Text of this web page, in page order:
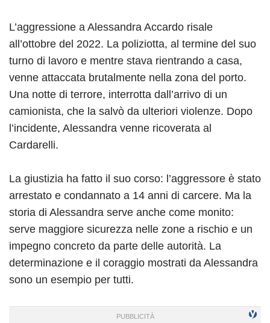
L’aggressione a Alessandra Accardo risale
all’ottobre del 2022. La poliziotta, al termine del suo
turno di lavoro e mentre stava rientrando a casa,
venne attaccata brutalmente nella zona del porto.
Una notte di terrore, interrotta dall’arrivo di un
camionista, che la salvò da ulteriori violenze. Dopo
l’incidente, Alessandra venne ricoverata al
Cardarelli.
La giustizia ha fatto il suo corso: l’aggressore è stato
arrestato e condannato a 14 anni di carcere. Ma la
storia di Alessandra serve anche come monito:
serve maggiore sicurezza nelle zone a rischio e un
impegno concreto da parte delle autorità. La
determinazione e il coraggio mostrati da Alessandra
sono un esempio per tutti.